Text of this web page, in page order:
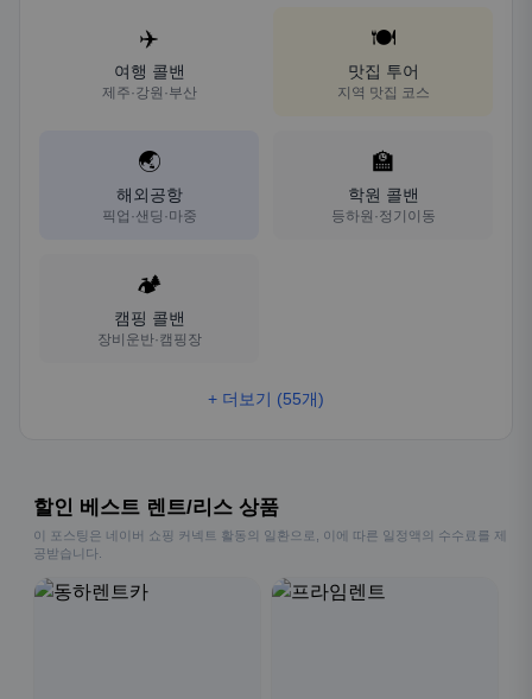
✈️
여행 콜밴
제주·강원·부산
🍽️
맛집 투어
지역 맛집 코스
🌏
해외공항
픽업·샌딩·마중
🏫
학원 콜밴
등하원·정기이동
🏕️
캠핑 콜밴
장비운반·캠핑장
+ 더보기 (55개)
할인 베스트 렌트/리스 상품
이 포스팅은 네이버 쇼핑 커넥트 활동의 일환으로, 이에 따른 일정액의 수수료를 제
공받습니다.